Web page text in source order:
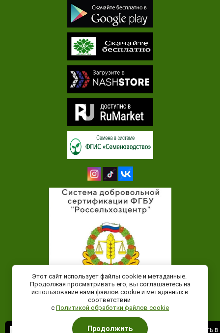
НАПИСАТЬ В НАПИСАТЬ В
Этот сайт использует файлы cookie и метаданные.
Продолжая просматривать его, вы соглашаетесь на
использование нами файлов cookie и метаданных в
соответствии
с Политикой обработки файлов cookie
Продолжить